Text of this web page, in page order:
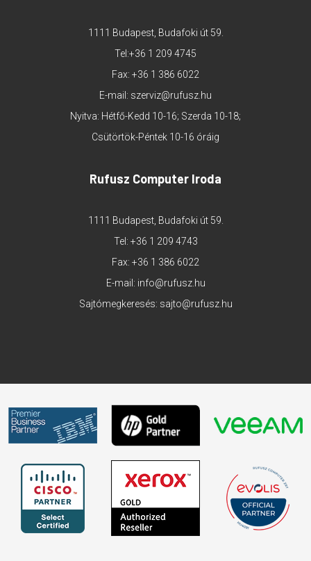
1111 Budapest, Budafoki út 59.
Tel:+36 1 209 4745
Fax: +36 1 386 6022
E-mail: szerviz@rufusz.hu
Nyitva: Hétfő-Kedd 10-16; Szerda 10-18;
Csütörtök-Péntek 10-16 óráig
Rufusz Computer Iroda
1111 Budapest, Budafoki út 59.
Tel: +36 1 209 4743
Fax: +36 1 386 6022
E-mail: info@rufusz.hu
Sajtómegkeresés: sajto@rufusz.hu